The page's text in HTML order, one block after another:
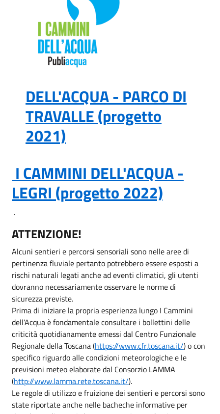
DELL'ACQUA - PARCO DI
TRAVALLE (progetto
2021)
I CAMMINI DELL'ACQUA -
LEGRI (progetto 2022)
.
ATTENZIONE!
Alcuni sentieri e percorsi sensoriali sono nelle aree di
pertinenza fluviale pertanto potrebbero essere esposti a
rischi naturali legati anche ad eventi climatici, gli utenti
dovranno necessariamente osservare le norme di
sicurezza previste.
Prima di iniziare la propria esperienza lungo I Cammini
dell’Acqua è fondamentale consultare i bollettini delle
criticità quotidianamente emessi dal Centro Funzionale
Regionale della Toscana (https://www.cfr.toscana.it/) o con
specifico riguardo alle condizioni meteorologiche e le
previsioni meteo elaborate dal Consorzio LAMMA
(http://www.lamma.rete.toscana.it/).
Le regole di utilizzo e fruizione dei sentieri e percorsi sono
state riportate anche nelle bacheche informative per